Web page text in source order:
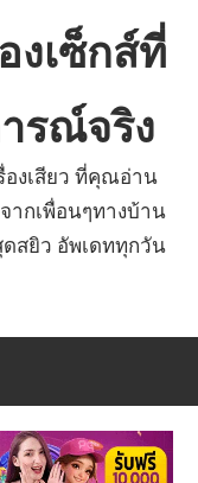
งเซ็กส์ที่
รณ์จริง
องเสียว ที่คุณอ่าน
ากเพื่อนๆทางบ้าน
สยิว อัพเดททุกวัน